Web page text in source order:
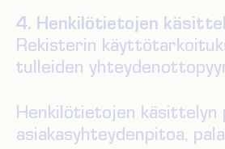
4. Henkilötietojen
Rekisterin
tulleiden
Henkilötietojen käsittelyn
asiakasyhteydenpitoa,